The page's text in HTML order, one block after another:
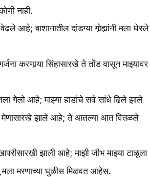
नाही.
वेढले आहे; बाशानातील दांडग्या गोर्‍ह्यांनी मला घेरले
करणार्‍या सिंहासारखे ते तोंड वासून माझ्यावर
गेलो आहे; माझ्या हाडांचे सर्व सांधे ढिले झाले
झाले आहे; ते आतल्या आत वितळले
झाली आहे; माझी जीभ माझ्या टाळूला
मरणाच्या धुळीस मिळवत आहेस.